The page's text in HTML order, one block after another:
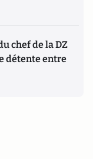
chef de la DZ
détente entre